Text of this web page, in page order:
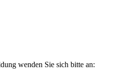
wenden Sie sich bitte an: